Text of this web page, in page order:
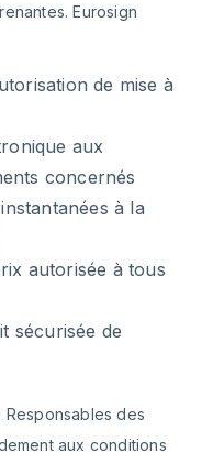
Eurosign
de mise à
aux
concernés
à la
autorisée à tous
sécurisée de
des
aux conditions